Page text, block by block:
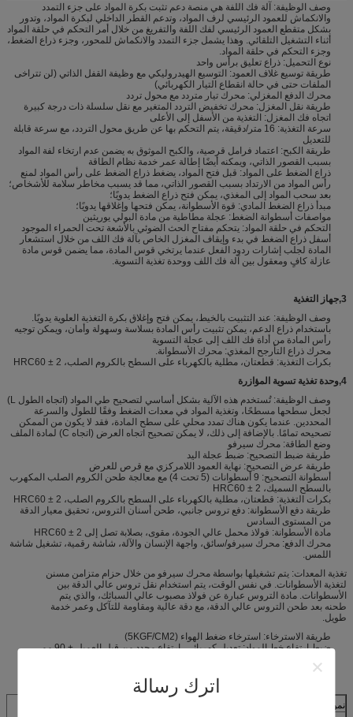
اترك رسالة
وصف الوظيفة: آلة فك اللفة هي منصة دعم تثبت بكرة المواد على جزء التمدد
والانكماش للعمود الرئيسي لرف المواد، وتدعم القطر الداخلي لبكرة المواد، وتدور
بشكل متقطع العمود الرئيسي لفك اللفة والتفريغ من خلال أمر التحكم في حلقة المواد
أثناء التشغيل التلقائي. وهذا يشمل جزء التمدد والانكماش للمحور، وجزء ذراع الضغط،
وجزء التحكم في حلقة المواد.
نوع التحميل: ذراع تعليق برأس واحد
طريقة توسيع غلاف العمود: التوسيع الهيدروليكي مع وظيفة القفل الذاتي (لن تتراخى
الملفات حتى في حالة انقطاع التيار الكهربائي)
محرك الدفع المغزلي: محرك تيار متردد مع محول تردد
طريقة نقل المغزل: محرك تخفيض التردد المتغير مع نقل سلسلة ذات درجة كبيرة
اتجاه فك المغزل: التغذية من الأسفل إلى الأعلى
سرعة التغذية: 16 متر/دقيقة، يتم التحكم بها عن طريق محول التردد، مع سرعة قابلة
للتعديل
طريقة الكبح: اعتماد فرامل قرصية، والكبح الموثوق به يضمن عدم ارتخاء لفة المواد
بسبب القصور الذاتي، ويمكنه أيضًا إطالة عمر خدمة نظام الطاقة
ذراع الضغط على المواد: قبل فتح المواد، يضغط ذراع الضغط على رأس المواد لمنع
رأس المواد من الارتداد بسبب القصور الذاتي، مما قد يسبب مخاطر سلامة للأشخاص؛
بعد سحب المواد إلى المغذي، يمكن فتح ذراع الضغط يدويًا؛
مبدأ ذراع الضغط المادي: قوة الأسطوانة، يمكن فتحها وإغلاقها يدويًا؛
مواصفات أسطوانة الضغط: عجلة مطاطية من مادة البولي يوريثين
التحكم في حلقة المواد: يتحكم مفتاح الحث الضوئي بالأشعة تحت الحمراء الموجود
أسفل ذراع الضغط في بدء وإيقاف المغزل الخاص بآلة فك اللف من خلال استشعار
المادة لجلب إشارات ردود الفعل عندما يرتخي قوس المادة، مما يضمن قوس مادة
عازلة كافٍ ومعقول بين آلة فك اللف ووحدة تغذية التسوية.
3
,جهاز التغذية
وصف الوظيفة: عند التثبيت بالخيط، يمكن فتح وإغلاق بكرة التغذية العلوية يدويًا.
باستخدام ذراع الدعم، يمكن تثبيت رأس المادة بسلاسة وسهولة وأمان، ويمكن توجيه
رأس المادة من أداة فك اللف إلى عجلة التسوية
محرك ذراع التأرجح المغذي: محرك الأسطوانة.
بكرات التغذية: قطعتان، مطلية بالكهرباء على السطح بالكروم الصلب، HRC60 ± 2
4
,وحدة تغذية تسوية المؤازرة
وصف الوظيفة: تُستخدم هذه الآلية بشكل أساسي لتصحيح طي المواد (اتجاه الطول L)
لجعل سطحها مسطحًا، وتغذية المواد في معدات الضغط وفقًا للطول والسرعة
المحددين. عندما يكون هناك تمدد محلي على سطح المادة، فقد لا يكون من الممكن
تصحيحه تمامًا. بالإضافة إلى ذلك، لا يمكن تصحيح اتجاه العرض (اتجاه C) لمادة الملف
وضع الطاقة: محرك سيرفو
طريقة ضبط التصحيح: ضبط عجلة اليد
طريقة عرض التصحيح: نهاية العمود اللامركزي مع قرص للعرض
أسطوانة التصحيح: 9 أسطوانات (5 تحت 4) مع معالجة طحن الكروم الصلب المكهرب
بالسطح السميك، HRC60 ± 2
بكرات التغذية: قطعتان، مطلية بالكهرباء على السطح بالكروم الصلب، HRC60 ± 2
طريقة دفع الأسطوانة: دفع تروس جانبي، طحن أسنان التروس، تحقيق معيار الدقة
من المستوى السادس
مادة الأسطوانة: فولاذ محمل عالي الجودة، مقوى، بصلابة تصل إلى HRC60 ± 2
محرك الدفع: محرك سيرفو/سائق، واجهة الإنسان والآلة، شاشة رقمية، تشغيل شاشة
اللمس.
تغذية المعدات: يتم تشغيلها بواسطة محرك سيرفو من خلال حزام متزامن مسنن
لتغذية الأسطوانات. في نفس الوقت، يتم استخدام نقل تروس عالي الدقة بين
الأسطوانات. مادة التروس عبارة عن فولاذ مصبوب عالي السبائك، والذي يتم
طحنه بعد طحن التروس عالي الدقة، مع دقة عالية ومقاومة للتآكل وعمر خدمة
طويل.
طريقة الاسترخاء: استرخاء ضغط الهواء (5KGF/CM2)
ضبط ارتفاع خط المواد: تعديل كهربائي، ارتفاع محدد من قبل العميل ± 90 مم
سرعة التغذية: 16م/دقيقة
نموذج